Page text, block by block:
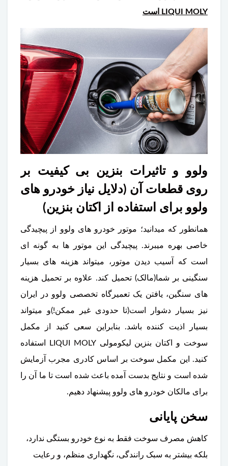
LIQUI MOLY است
ولوو و تاثیرات بنزین بی کیفیت بر
روی قطعات آن (دلایل نیاز خودرو های
ولوو برای استفاده از اکتان بنزین)
همانطور که میدانید؛ موتور خودرو های ولوو از پیچیدگی
خاصی بهره میبرند. پیچیدگی این موتور ها به گونه ای
است که آسیب دیدن موتور، میتواند هزینه های بسیار
سنگینی بر شما(مالک) تحمیل کند. علاوه بر تحمیل هزینه
های سنگین، یافتن یک تعمیرگاه تخصصی ولوو در ایران
نیز بسیار دشوار است(تا حدودی غیر ممکن!)و میتواند
بسیار اذیت کننده باشد. بنابراین سعی کنید از مکمل
سوخت و اکتان بنزین لیکومولی LIQUI MOLY استفاده
کنید. این مکمل سوخت بر اساس کادری مجرب آزمایش
شده است و نتایج بدست آمده باعث شده است تا ما آن را
برای مالکان خودرو های ولوو پیشنهاد دهیم.
سخن پایانی
کاهش مصرف سوخت فقط به نوع خودرو بستگی ندارد،
بلکه بیشتر به سبک رانندگی، نگهداری منظم، و رعایت